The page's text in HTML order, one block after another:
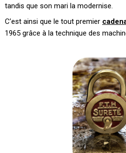
tandis que son mari la modernise.
C’est ainsi que le tout premier
1965 grâce à la technique des